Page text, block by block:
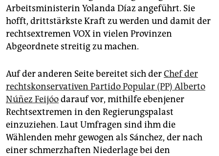
Arbeitsministerin Yolanda Díaz angeführt. Sie
hofft, drittstärkste Kraft zu werden und damit der
rechtsextremen VOX in vielen Provinzen
Abgeordnete streitig zu machen.
Auf der anderen Seite bereitet sich derChef der
rechtskonservativen Partido Popular (PP) Alberto
Núñez Feijóodarauf vor, mithilfe ebenjener
Rechtsextremen in den Regierungspalast
einzuziehen. Laut Umfragen sind ihm die
Wählenden mehr gewogen als Sánchez, der nach
einer schmerzhaften Niederlage bei den